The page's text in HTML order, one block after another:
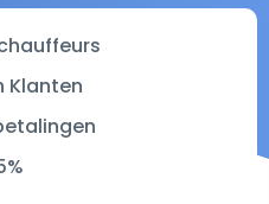
Klanten